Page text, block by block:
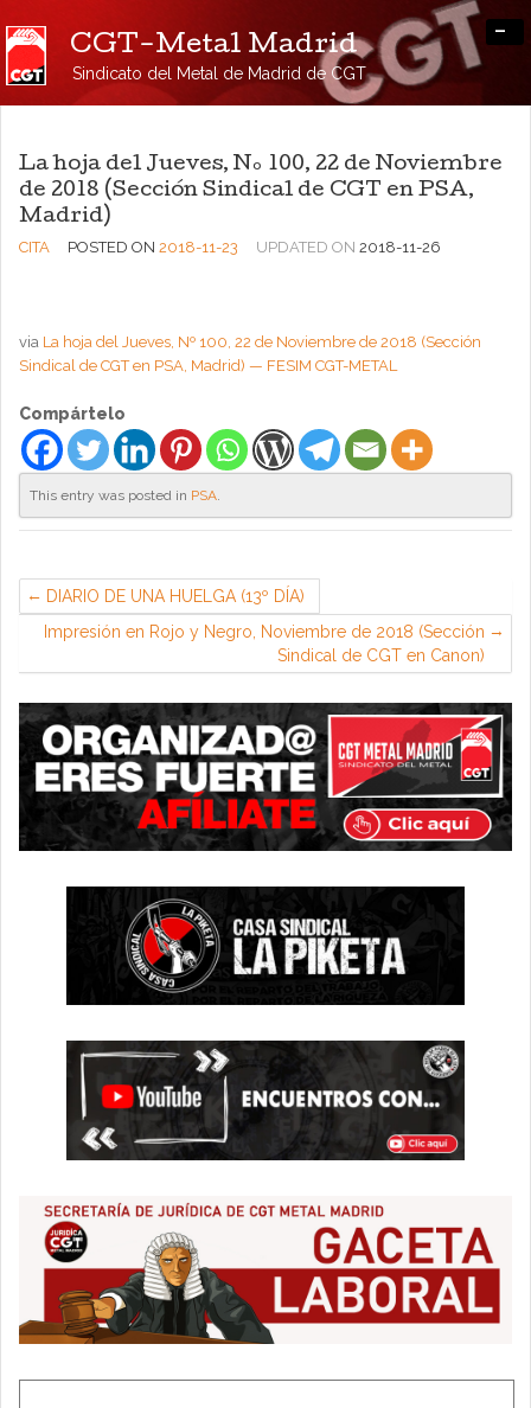
CGT-Metal Madrid
Sindicato del Metal de Madrid de CGT
-
La hoja del Jueves, Nº 100, 22 de Noviembre
de 2018 (Sección Sindical de CGT en PSA,
Madrid)
CITA POSTED ON 2018-11-23 UPDATED ON 2018-11-26
via La hoja del Jueves, Nº 100, 22 de Noviembre de 2018 (Sección
Sindical de CGT en PSA, Madrid) — FESIM CGT-METAL
Compártelo
This entry was posted in PSA.
DIARIO DE UNA HUELGA (13º DÍA)
Impresión en Rojo y Negro, Noviembre de 2018 (Sección
Sindical de CGT en Canon)